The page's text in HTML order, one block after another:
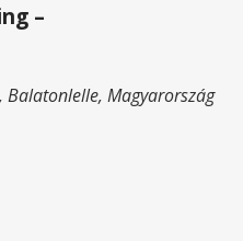
–
Balatonlelle, Magyarország